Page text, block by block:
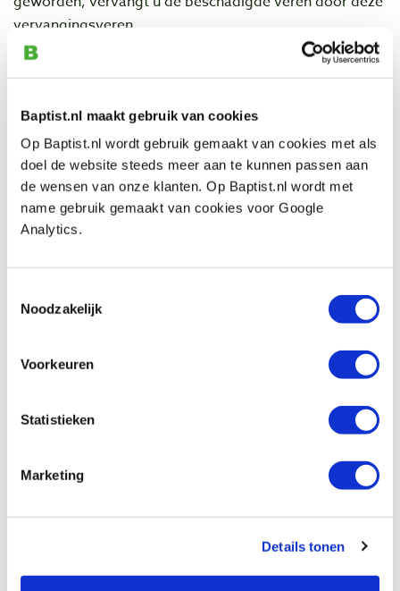
Baptist.nl maakt gebruik van cookies
Op Baptist.nl wordt gebruik gemaakt van cookies met als
doel de website steeds meer aan te kunnen passen aan
de wensen van onze klanten. Op Baptist.nl wordt met
name gebruik gemaakt van cookies voor Google
Analytics.
Noodzakelijk
Voorkeuren
Statistieken
Marketing
Details tonen
vervangingsveren.
Eigenschappen
Fabrikantnummer: FPS2
Inhoud:2 standaard veren
Materiaal: EVA (High Density Foam)
Geschikt voor:
FeatherDUO
Bekijk ook
€ 29,79 excl. btw